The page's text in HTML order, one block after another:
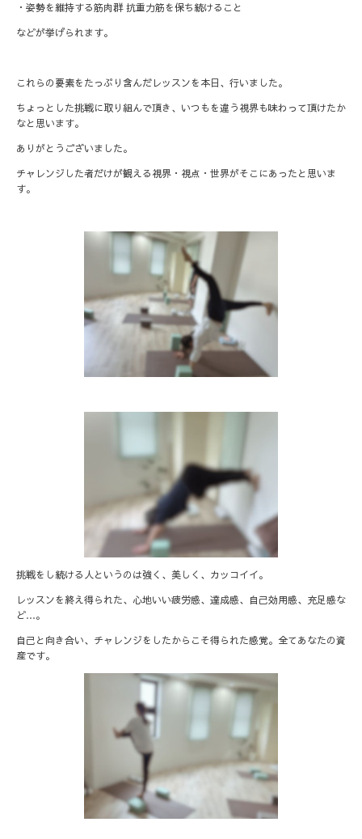
・姿勢を維持する筋肉群 抗重力筋を保ち続けること
などが挙げられます。
これらの要素をたっぷり含んだレッスンを本日、行いました。
ちょっとした挑戦に取り組んで頂き、いつもを違う視界も味わって頂けたか
なと思います。
ありがとうございました。
チャレンジした者だけが観える視界・視点・世界がそこにあったと思いま
す。
挑戦をし続ける人というのは強く、美しく、カッコイイ。
レッスンを終え得られた、心地いい疲労感、達成感、自己効用感、充足感な
ど…。
自己と向き合い、チャレンジをしたからこそ得られた感覚。全てあなたの資
産です。